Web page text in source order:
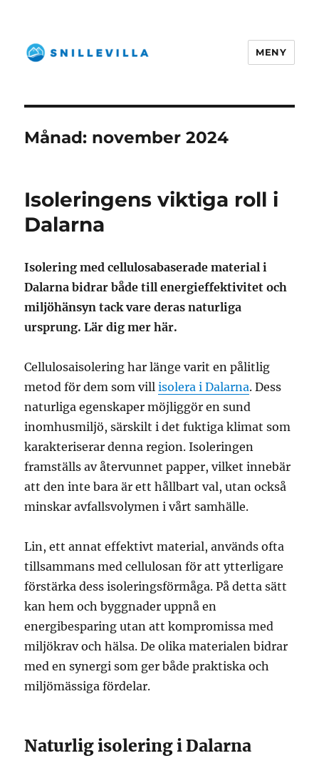
MENY
Månad: november 2024
Isoleringens viktiga roll i
Dalarna
Isolering med cellulosabaserade material i
Dalarna bidrar både till energieffektivitet och
miljöhänsyn tack vare deras naturliga
ursprung. Lär dig mer här.
Cellulosaisolering har länge varit en pålitlig
metod för dem som villisolera i Dalarna. Dess
naturliga egenskaper möjliggör en sund
inomhusmiljö, särskilt i det fuktiga klimat som
karakteriserar denna region. Isoleringen
framställs av återvunnet papper, vilket innebär
att den inte bara är ett hållbart val, utan också
minskar avfallsvolymen i vårt samhälle.
Lin, ett annat effektivt material, används ofta
tillsammans med cellulosan för att ytterligare
förstärka dess isoleringsförmåga. På detta sätt
kan hem och byggnader uppnå en
energibesparing utan att kompromissa med
miljökrav och hälsa. De olika materialen bidrar
med en synergi som ger både praktiska och
miljömässiga fördelar.
Naturlig isolering i Dalarna